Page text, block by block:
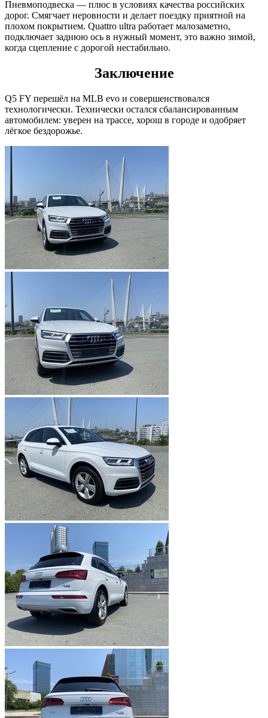
Пневмоподвеска — плюс в условиях качества российских
дорог. Смягчает неровности и делает поездку приятной на
плохом покрытием. Quattro ultra работает малозаметно,
подключает заднюю ось в нужный момент, это важно зимой,
когда сцепление с дорогой нестабильно.
Заключение
Q5 FY перешёл на MLB evo и совершенствовался
технологически. Технически остался сбалансированным
автомобилем: уверен на трассе, хорош в городе и одобряет
лёгкое бездорожье.